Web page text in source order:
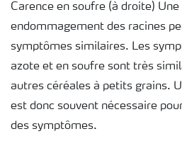
Carence en soufre (à droite)
endommagement des racines
symptômes similaires. Les
azote et en soufre sont très
autres céréales à petits grains.
est donc souvent nécessaire
des symptômes.